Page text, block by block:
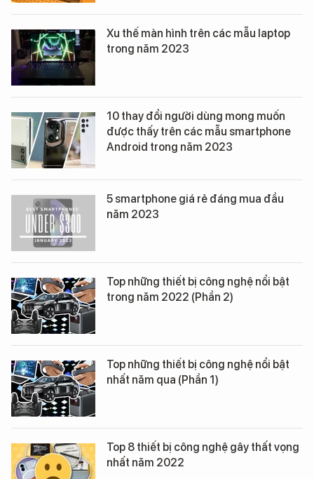
Xu thế màn hình trên các mẫu laptop
trong năm 2023
10 thay đổi người dùng mong muốn
được thấy trên các mẫu smartphone
Android trong năm 2023
5 smartphone giá rẻ đáng mua đầu
năm 2023
Top những thiết bị công nghệ nổi bật
trong năm 2022 (Phần 2)
Top những thiết bị công nghệ nổi bật
nhất năm qua (Phần 1)
Top 8 thiết bị công nghệ gây thất vọng
nhất năm 2022